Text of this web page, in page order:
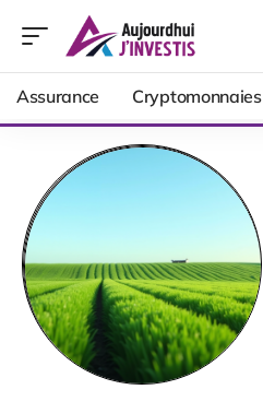
Assurance Cryptomonnaies